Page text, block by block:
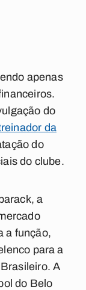
apenas
do
da
do
do clube.
a
a função,
para a
A
do Belo